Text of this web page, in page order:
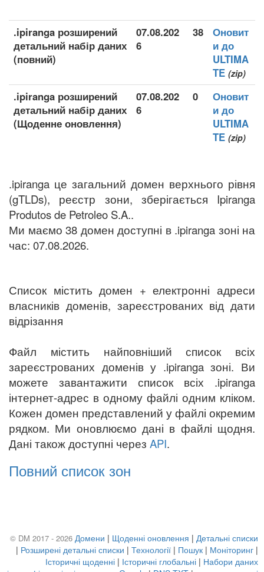
.ipiranga розширений
детальний набір даних
(повний)
07.08.202
6
38
Оновит
и до
ULTIMA
TE (zip)
.ipiranga розширений
детальний набір даних
(Щоденне оновлення)
07.08.202
6
0
Оновит
и до
ULTIMA
TE (zip)
.ipiranga це загальний домен верхнього рівня
(gTLDs), реєстр зони, зберігається Ipiranga
Produtos de Petroleo S.A..
Ми маємо 38 домен доступні в .ipiranga зоні на
час: 07.08.2026.
Список містить домен + електронні адреси
власників доменів, зареєстрованих від дати
відрізання
Файл містить найповніший список всіх
зареєстрованих доменів у .ipiranga зоні. Ви
можете завантажити список всіх .ipiranga
інтернет-адрес в одному файлі одним кліком.
Кожен домен представлений у файлі окремим
рядком. Ми оновлюємо дані в файлі щодня.
Дані також доступні через API.
Повний список зон
© DM 2017 - 2026 Домени | Щоденні оновлення | Детальні списки
| Розширені детальні списки | Технології | Пошук | Моніторинг |
Історичні щоденні | Історичні глобальні | Набори даних